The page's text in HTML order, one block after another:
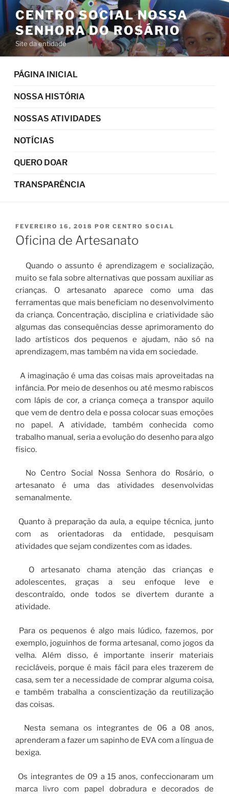
Pular
para
conteúdo
CENTRO SOCIAL NOSSA
SENHORA DO ROSÁRIO
Site da entidade
PÁGINA INICIAL
NOSSA HISTÓRIA
NOSSAS ATIVIDADES
NOTÍCIAS
QUERO DOAR
TRANSPARÊNCIA
PUBLICADO
EM
FEVEREIRO 16, 2018 POR CENTRO SOCIAL
Oficina de Artesanato
Quando o assunto é aprendizagem e socialização,
muito se fala sobre alternativas que possam auxiliar as
crianças. O artesanato aparece como uma das
ferramentas que mais beneficiam no desenvolvimento
da criança. Concentração, disciplina e criatividade são
algumas das consequências desse aprimoramento do
lado artísticos dos pequenos e ajudam, não só na
aprendizagem, mas também na vida em sociedade.
A imaginação é uma das coisas mais aproveitadas na
infância. Por meio de desenhos ou até mesmo rabiscos
com lápis de cor, a criança começa a transpor aquilo
que vem de dentro dela e possa colocar suas emoções
no papel. A atividade, também conhecida como
trabalho manual, seria a evolução do desenho para algo
físico.
No Centro Social Nossa Senhora do Rosário, o
artesanato é uma das atividades desenvolvidas
semanalmente.
Quanto à preparação da aula, a equipe técnica, junto
com as orientadoras da entidade, pesquisam
atividades que sejam condizentes com as idades.
O artesanato chama atenção das crianças e
adolescentes, graças a seu enfoque leve e
descontraído, onde todos se divertem durante a
atividade.
Para os pequenos é algo mais lúdico, fazemos, por
exemplo, joguinhos de forma artesanal, como jogos da
velha. Além disso, é importante inserir materiais
recicláveis, porque é mais fácil para eles trazerem de
casa, sem ter a necessidade de comprar alguma coisa,
e também trabalha a conscientização da reutilização
das coisas.
Nesta semana os integrantes de 06 a 08 anos,
aprenderam a fazer um sapinho de EVA com a língua de
bexiga.
Os integrantes de 09 a 15 anos, confeccionaram um
marca livro com papel dobradura e decorados de